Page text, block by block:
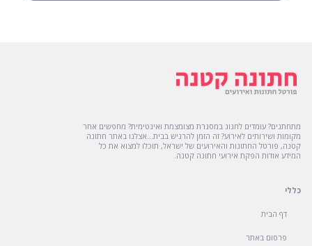
מתחתנים? עומדים לחגוג במסגרת מצומצמת ואינטימית? מחפשים אחר
מקומות ושירותים לאירוע? זה הזמן להרגיש בבית...אצלנו באתר חתונה
קטנה, פורטל החתונות והאירועים של ישראל, תוכלו למצוא את כל
המידע אודות הפקת אירועי חתונה קטנה.
כללי
דף הבית
פרסום באתר